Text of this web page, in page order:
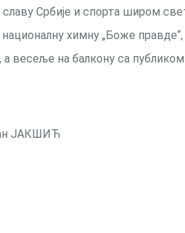
Србије и спорта широм
химну „Боже
весеље на балкону са
ЈАКШИЋ